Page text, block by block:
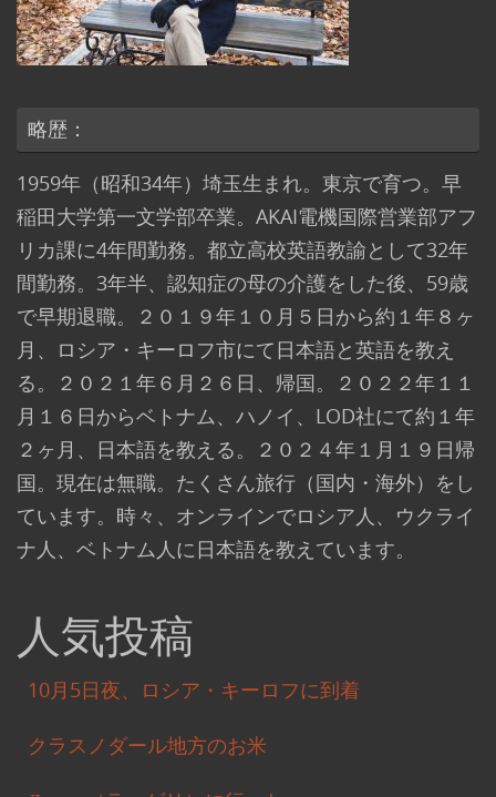
略歴：
1959年（昭和34年）埼玉生まれ。東京で育つ。早
稲田大学第一文学部卒業。AKAI電機国際営業部アフ
リカ課に4年間勤務。都立高校英語教諭として32年
間勤務。3年半、認知症の母の介護をした後、59歳
で早期退職。２０１９年１０月５日から約１年８ヶ
月、ロシア・キーロフ市にて日本語と英語を教え
る。２０２１年６月２６日、帰国。２０２２年１１
月１６日からベトナム、ハノイ、LOD社にて約１年
２ヶ月、日本語を教える。２０２４年１月１９日帰
国。現在は無職。たくさん旅行（国内・海外）をし
ています。時々、オンラインでロシア人、ウクライ
ナ人、ベトナム人に日本語を教えています。
人気投稿
10月5日夜、ロシア・キーロフに到着
クラスノダール地方のお米